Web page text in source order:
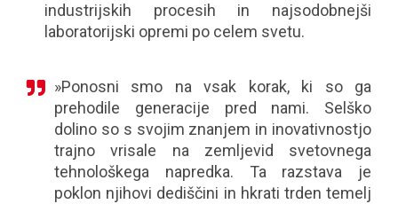
industrijskih procesih in najsodobnejši
laboratorijski opremi po celem svetu.
»Ponosni smo na vsak korak, ki so ga
prehodile generacije pred nami. Selško
dolino so s svojim znanjem in inovativnostjo
trajno vrisale na zemljevid svetovnega
tehnološkega napredka. Ta razstava je
poklon njihovi dediščini in hkrati trden temelj